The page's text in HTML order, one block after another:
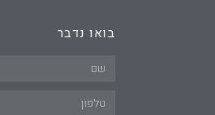
בואו נדבר